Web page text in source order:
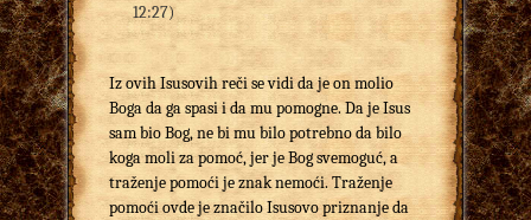
12:27)
Iz ovih Isusovih reči se vidi da je on molio
Boga da ga spasi i da mu pomogne. Da je Isus
sam bio Bog, ne bi mu bilo potrebno da bilo
koga moli za pomoć, jer je Bog svemoguć, a
traženje pomoći je znak nemoći. Traženje
pomoći ovde je značilo Isusovo priznanje da